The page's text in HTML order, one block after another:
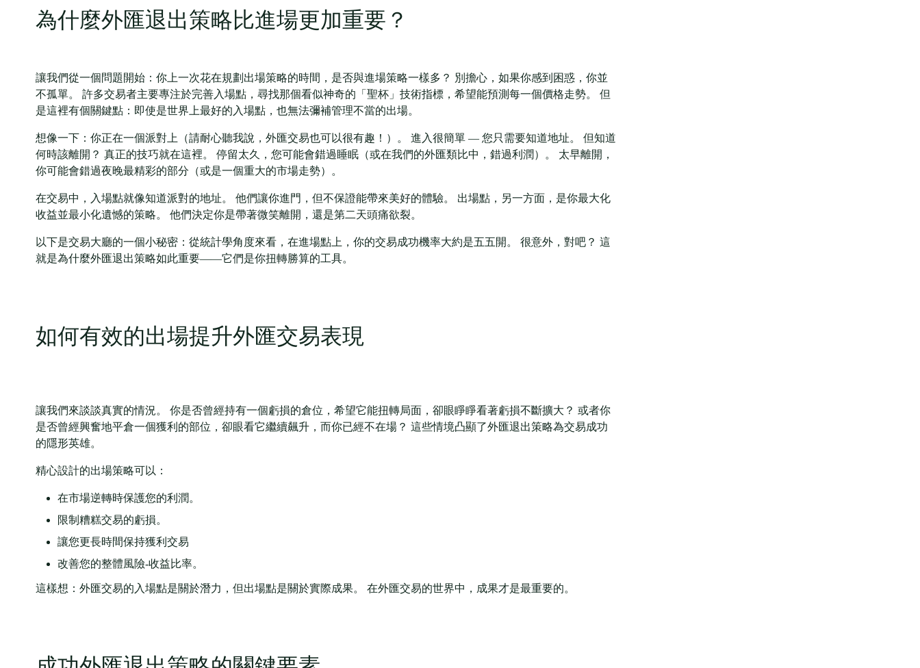
為什麼外匯退出策略比進場更加重要？
讓我們從一個問題開始：你上一次花在規劃出場策略的時間，是否與進場策略一樣多？ 別擔心，如果你感到困惑，你並
不孤單。 許多交易者主要專注於完善入場點，尋找那個看似神奇的「聖杯」技術指標，希望能預測每一個價格走勢。 但
是這裡有個關鍵點：即使是世界上最好的入場點，也無法彌補管理不當的出場。
想像一下：你正在一個派對上（請耐心聽我說，外匯交易也可以很有趣！）。 進入很簡單 — 您只需要知道地址。 但知道
何時該離開？ 真正的技巧就在這裡。 停留太久，您可能會錯過睡眠（或在我們的外匯類比中，錯過利潤）。 太早離開，
你可能會錯過夜晚最精彩的部分（或是一個重大的市場走勢）。
在交易中，入場點就像知道派對的地址。 他們讓你進門，但不保證能帶來美好的體驗。 出場點，另一方面，是你最大化
收益並最小化遺憾的策略。 他們決定你是帶著微笑離開，還是第二天頭痛欲裂。
以下是交易大廳的一個小秘密：從統計學角度來看，在進場點上，你的交易成功機率大約是五五開。 很意外，對吧？ 這
就是為什麼外匯退出策略如此重要——它們是你扭轉勝算的工具。
如何有效的出場提升外匯交易表現
讓我們來談談真實的情況。 你是否曾經持有一個虧損的倉位，希望它能扭轉局面，卻眼睜睜看著虧損不斷擴大？ 或者你
是否曾經興奮地平倉一個獲利的部位，卻眼看它繼續飆升，而你已經不在場？ 這些情境凸顯了外匯退出策略為交易成功
的隱形英雄。
精心設計的出場策略可以：
在市場逆轉時保護您的利潤。
限制糟糕交易的虧損。
讓您更長時間保持獲利交易
改善您的整體風險-收益比率。
這樣想：外匯交易的入場點是關於潛力，但出場點是關於實際成果。 在外匯交易的世界中，成果才是最重要的。